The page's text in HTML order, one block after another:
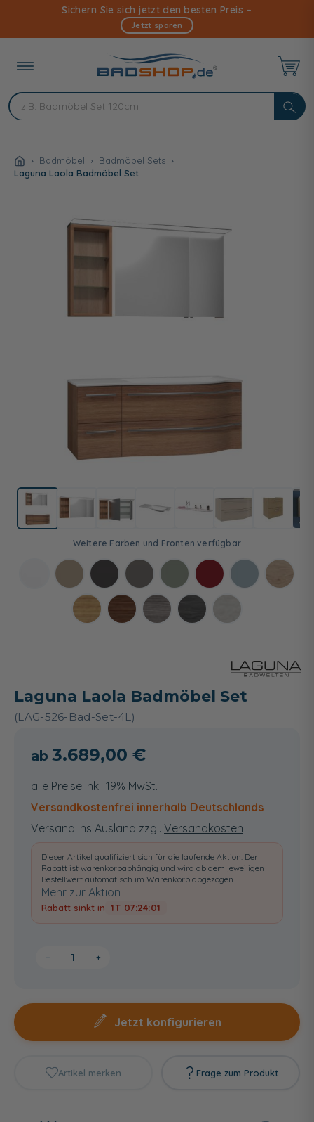
Inhalt
Sichern Sie sich jetzt den besten Preis –
Jetzt sparen
Badmöbel
Badmöbel Sets
Laguna Laola Badmöbel Set
Laguna Laola Badmöbel Set
(LAG-526-Bad-Set-4L)
3.689,00 €
alle Preise inkl. 19% MwSt.
Versandkostenfrei innerhalb Deutschlands
Versand ins Ausland zzgl. Versandkosten
Dieser Artikel qualifiziert sich für die laufende Aktion. Der
Rabatt ist warenkorbabhängig und wird ab dem jeweiligen
Bestellwert automatisch im Warenkorb abgezogen.
Mehr zur Aktion
Rabatt sinkt in 1T 07:24:00
+
Jetzt konfigurieren
Artikel merken Frage zum Produkt